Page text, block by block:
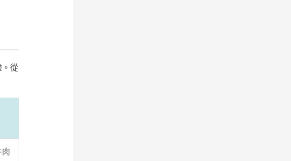
。從
肉